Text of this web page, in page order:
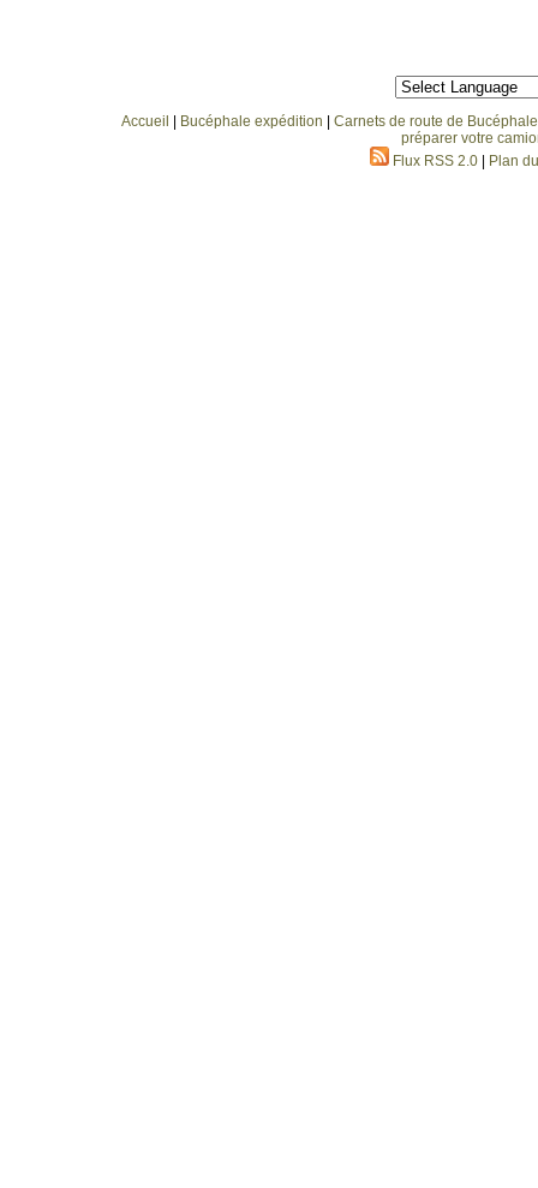
Accueil Bucéphale expédition
Carnets de route de
préparer votre
Flux RSS 2.0
Plan